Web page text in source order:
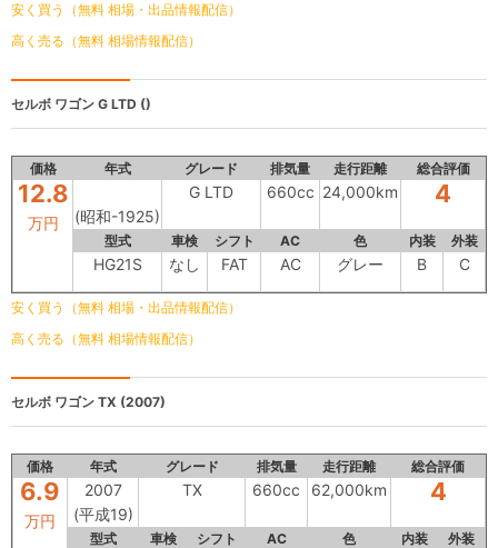
安く買う（無料 相場・出品情報配信）
高く売る（無料 相場情報配信）
セルボ ワゴン G LTD ()
価格 年式 グレード 排気量 走行距離 総合評価
12.8
万円 (昭和-1925)
G LTD 660cc 24,000km 4
型式 車検 シフト AC 色 内装 外装
HG21S なし FAT AC グレー B C
安く買う（無料 相場・出品情報配信）
高く売る（無料 相場情報配信）
セルボ ワゴン TX (2007)
価格 年式 グレード 排気量 走行距離 総合評価
6.9
万円
2007
(平成19)
TX 660cc 62,000km 4
型式 車検 シフト AC 色 内装 外装